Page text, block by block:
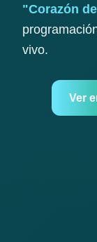
"Corazón
vivo.
Ver